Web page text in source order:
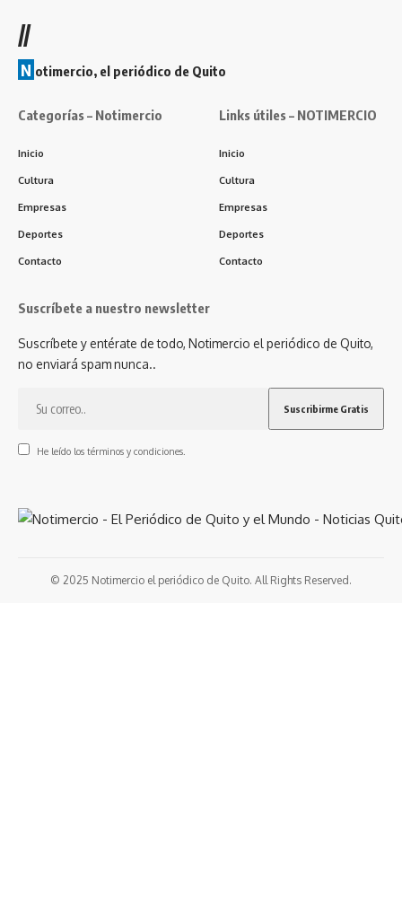
//
N otimercio, el periódico de Quito
Categorías – Notimercio
Inicio
Cultura
Empresas
Deportes
Contacto
Links útiles – NOTIMERCIO
Inicio
Cultura
Empresas
Deportes
Contacto
Suscríbete a nuestro newsletter
Suscríbete y entérate de todo, Notimercio el periódico de Quito,
no enviará spam nunca..
He leído los términos y condiciones.
© 2025 Notimercio el periódico de Quito. All Rights Reserved.